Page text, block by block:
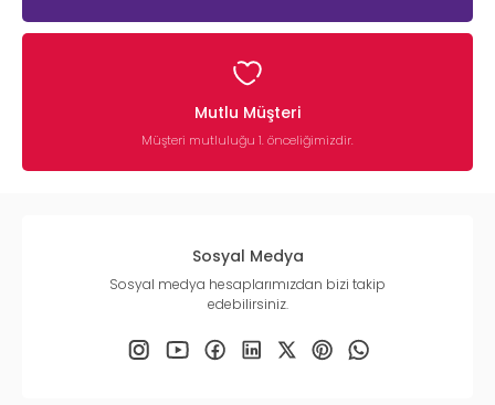
Mutlu Müşteri
Müşteri mutluluğu 1. önceliğimizdir.
Sosyal Medya
Sosyal medya hesaplarımızdan bizi takip
edebilirsiniz.